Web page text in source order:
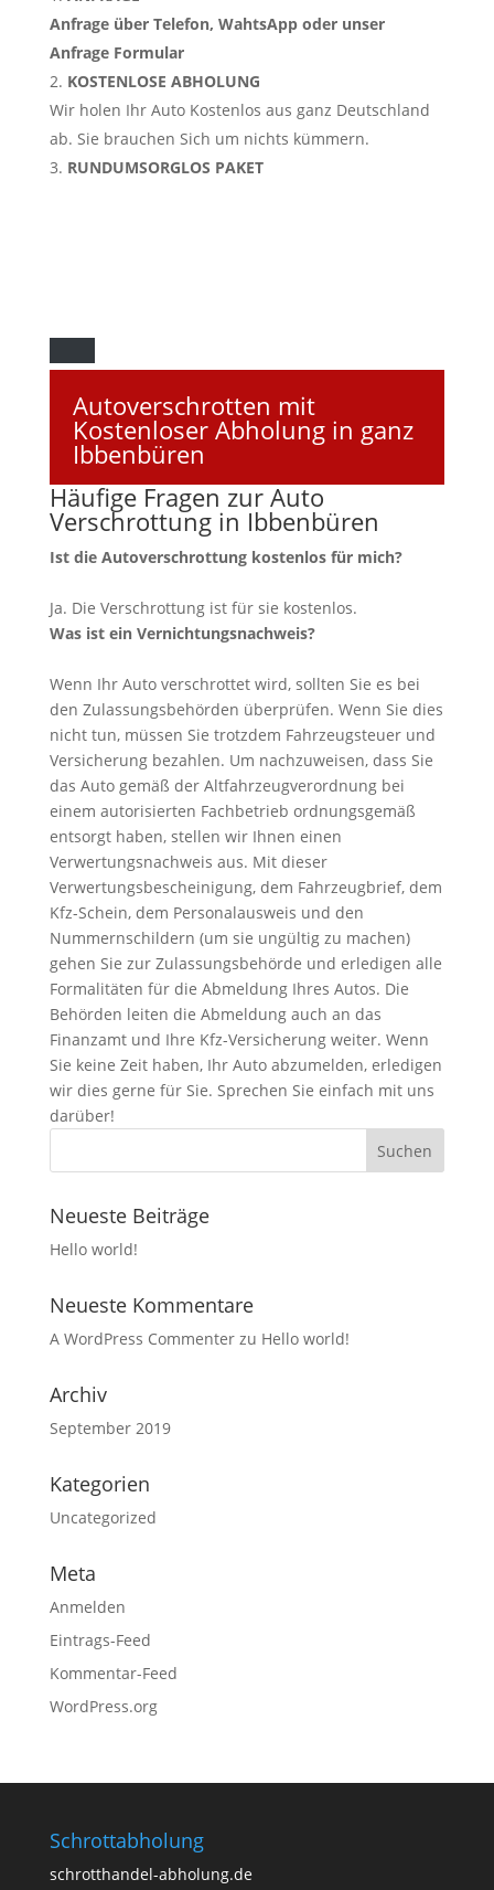
Anfrage über Telefon, WahtsApp oder unser
Anfrage Formular
KOSTENLOSE ABHOLUNG
Wir holen Ihr Auto Kostenlos aus ganz Deutschland
ab. Sie brauchen Sich um nichts kümmern.
RUNDUMSORGLOS PAKET
Autoverschrotten mit
Kostenloser Abholung in ganz
Ibbenbüren
Häufige Fragen zur Auto
Verschrottung in Ibbenbüren
Ist die Autoverschrottung kostenlos für mich?
Ja. Die Verschrottung ist für sie kostenlos.
Was ist ein Vernichtungsnachweis?
Wenn Ihr Auto verschrottet wird, sollten Sie es bei
den Zulassungsbehörden überprüfen. Wenn Sie dies
nicht tun, müssen Sie trotzdem Fahrzeugsteuer und
Versicherung bezahlen. Um nachzuweisen, dass Sie
das Auto gemäß der Altfahrzeugverordnung bei
einem autorisierten Fachbetrieb ordnungsgemäß
entsorgt haben, stellen wir Ihnen einen
Verwertungsnachweis aus. Mit dieser
Verwertungsbescheinigung, dem Fahrzeugbrief, dem
Kfz-Schein, dem Personalausweis und den
Nummernschildern (um sie ungültig zu machen)
gehen Sie zur Zulassungsbehörde und erledigen alle
Formalitäten für die Abmeldung Ihres Autos. Die
Behörden leiten die Abmeldung auch an das
Finanzamt und Ihre Kfz-Versicherung weiter. Wenn
Sie keine Zeit haben, Ihr Auto abzumelden, erledigen
wir dies gerne für Sie. Sprechen Sie einfach mit uns
darüber!
Neueste Beiträge
Hello world!
Neueste Kommentare
A WordPress Commenterzu Hello world!
Archiv
September 2019
Kategorien
Uncategorized
Meta
Anmelden
Eintrags-Feed
Kommentar-Feed
WordPress.org
Schrottabholung
schrotthandel-abholung.de